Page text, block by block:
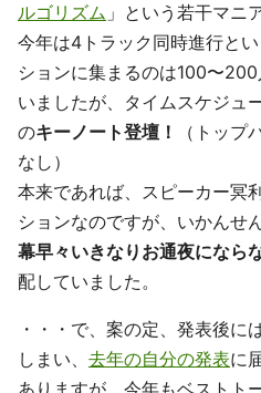
ルゴリズム 」という若干マニ
今年は4トラック同時進行と
ションに集まるのは100〜
いましたが、タイムスケジュ
のキーノート登壇！
（トッ
なし）
本来であれば、スピーカー冥
ションなのですが、いかんせ
幕早々いきなりお通夜になら
配していました。
・・・で、案の定、発表後に
しまい、 去年の自分の発表に